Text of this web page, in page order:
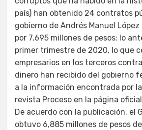
país) han obtenido 24 contratos
gobierno de Andrés Manuel López
por 7,695 millones de pesos; lo
primer trimestre de 2020, lo que
empresarios en los terceros
dinero han recibido del gobierno
a la información encontrada por la
revista Proceso en la página
De acuerdo con la publicación, el
obtuvo 6,885 millones de pesos